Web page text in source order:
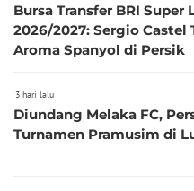
Bursa Transfer BRI Super
2026/2027: Sergio Castel
Aroma Spanyol di Persik
3 hari lalu
Diundang Melaka FC,
Turnamen Pramusim di